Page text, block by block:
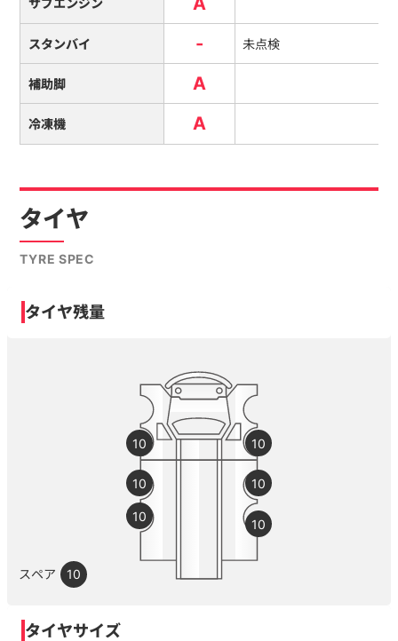
サブエンジン
スタンバイ - 未点検
補助脚 A
冷凍機 A
タイヤ
TYRE SPEC
タイヤ残量
10 10
10 10
10
10
スペア 10
タイヤサイズ